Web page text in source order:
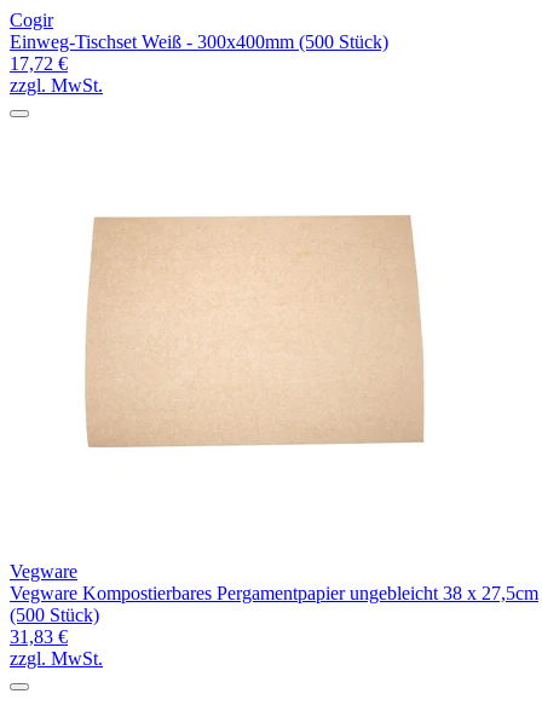
Cogir
Einweg-Tischset Weiß - 300x400mm (500 Stück)
17,72 €
zzgl. MwSt.
Vegware
Vegware Kompostierbares Pergamentpapier ungebleicht 38 x 27,5cm
(500 Stück)
31,83 €
zzgl. MwSt.